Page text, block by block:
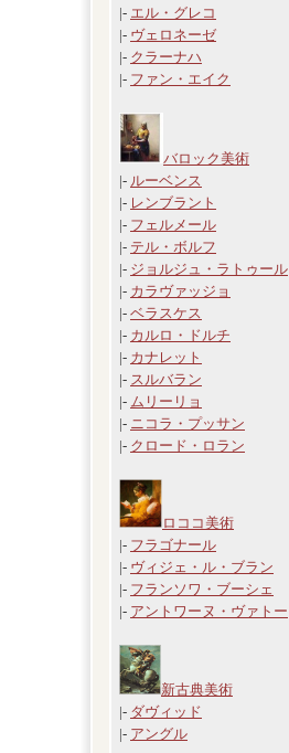
|- エル・グレコ
|- ヴェロネーゼ
|- クラーナハ
|- ファン・エイク
バロック美術
|- ルーベンス
|- レンブラント
|- フェルメール
|- テル・ボルフ
|- ジョルジュ・ラトゥール
|- カラヴァッジョ
|- ベラスケス
|- カルロ・ドルチ
|- カナレット
|- スルバラン
|- ムリーリョ
|- ニコラ・プッサン
|- クロード・ロラン
ロココ美術
|- フラゴナール
|- ヴィジェ・ル・ブラン
|- フランソワ・ブーシェ
|- アントワーヌ・ヴァトー
新古典美術
|- ダヴィッド
|- アングル